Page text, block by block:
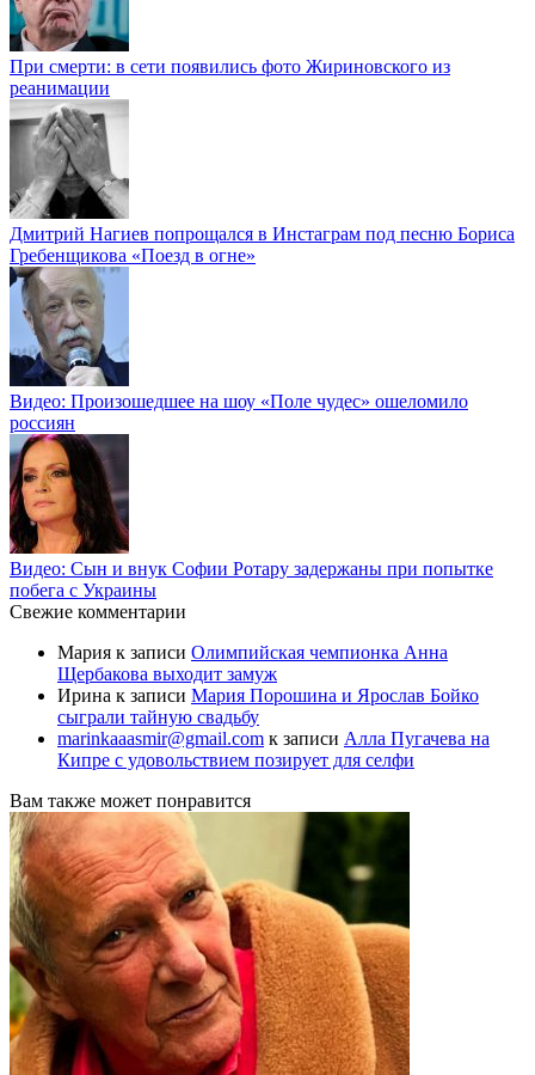
При смерти: в сети появились фото Жириновского из
реанимации
Дмитрий Нагиев попрощался в Инстаграм под песню Бориса
Гребенщикова «Поезд в огне»
Видео: Произошедшее на шоу «Поле чудес» ошеломило
россиян
Видео: Сын и внук Софии Ротару задержаны при попытке
побега с Украины
Свежие комментарии
Мария к записи Олимпийская чемпионка Анна
Щербакова выходит замуж
Ирина к записи Мария Порошина и Ярослав Бойко
сыграли тайную свадьбу
marinkaaasmir@gmail.com к записи Алла Пугачева на
Кипре с удовольствием позирует для селфи
Вам также может понравится